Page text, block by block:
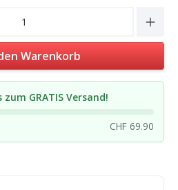
Enter the desired
Warenkorb
zum GRATIS Versand!
CHF 69.90